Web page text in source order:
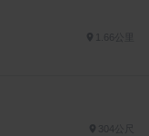
304公尺